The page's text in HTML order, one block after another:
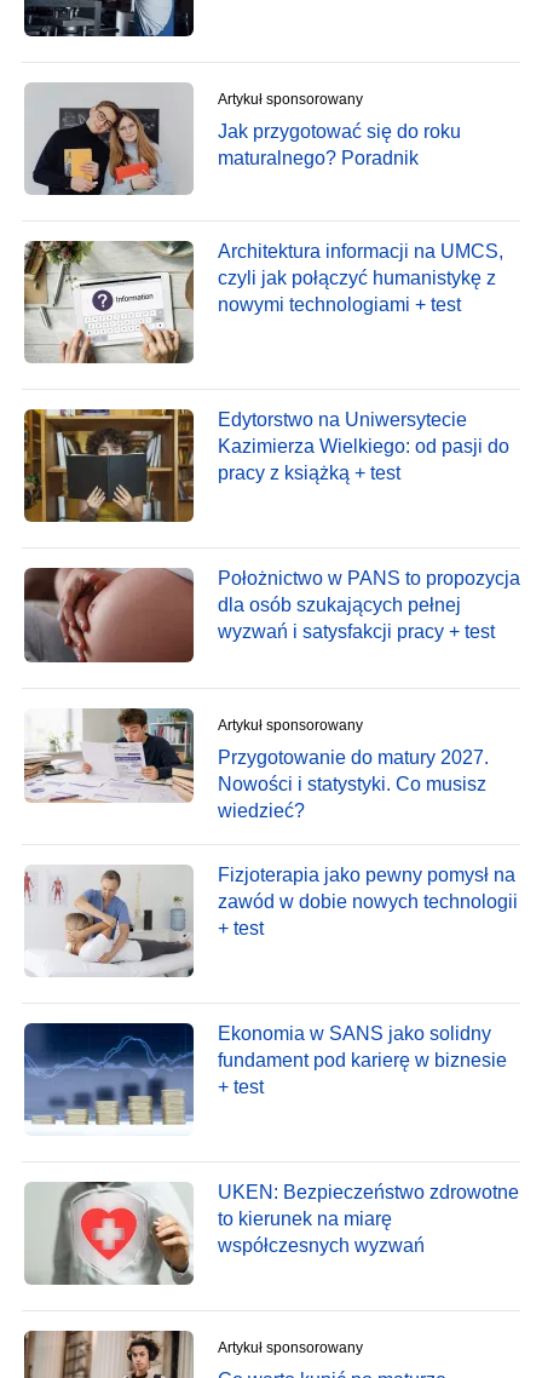
Artykuł sponsorowany
Jak przygotować się do roku
maturalnego? Poradnik
Architektura informacji na UMCS,
czyli jak połączyć humanistykę z
nowymi technologiami + test
Edytorstwo na Uniwersytecie
Kazimierza Wielkiego: od pasji do
pracy z książką + test
Położnictwo w PANS to propozycja
dla osób szukających pełnej
wyzwań i satysfakcji pracy + test
Artykuł sponsorowany
Przygotowanie do matury 2027.
Nowości i statystyki. Co musisz
wiedzieć?
Fizjoterapia jako pewny pomysł na
zawód w dobie nowych technologii
+ test
Ekonomia w SANS jako solidny
fundament pod karierę w biznesie
+ test
UKEN: Bezpieczeństwo zdrowotne
to kierunek na miarę
współczesnych wyzwań
Artykuł sponsorowany